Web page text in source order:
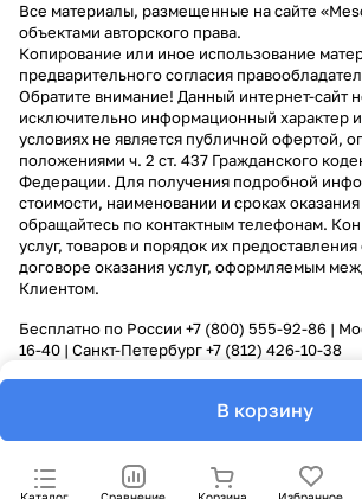
В корзину
Все материалы, размещенные на сайте
объектами авторского права.
Копирование или иное использование
предварительного согласия
Обратите внимание! Данный интернет-сайт
исключительно информационный характер
условиях не является публичной офертой,
положениями ч. 2 ст. 437 Гражданского
Федерации. Для получения подробной
стоимости, наименовании и сроках оказания
обращайтесь по контактным телефонам.
услуг, товаров и порядок их
договоре оказания услуг, оформляемым
Клиентом.
Бесплатно по России +7 (800) 555-92-86 |
16-40 | Санкт-Петербург+7 (812) 426-10-38